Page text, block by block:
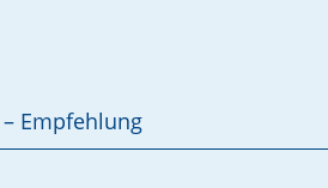
– Empfehlung